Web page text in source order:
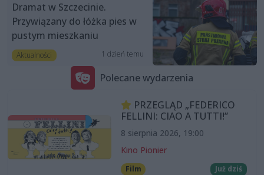
Dramat w Szczecinie.
Przywiązany do łóżka pies w
pustym mieszkaniu
Aktualności 1 dzień temu
Polecane wydarzenia
PRZEGLĄD „FEDERICO
FELLINI: CIAO A TUTTI!”
8 sierpnia 2026, 19:00
Kino Pionier
Film Już dziś